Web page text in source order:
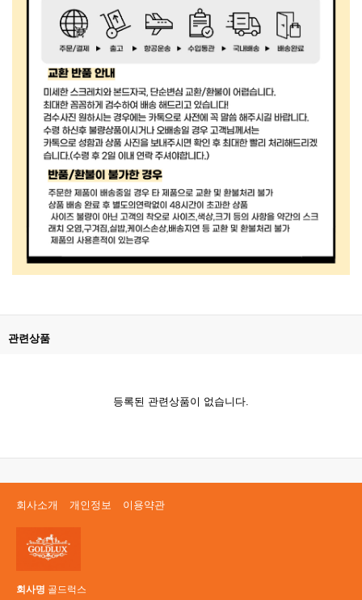
관련상품
등록된 관련상품이 없습니다.
회사소개 개인정보 이용약관
회사명 골드럭스